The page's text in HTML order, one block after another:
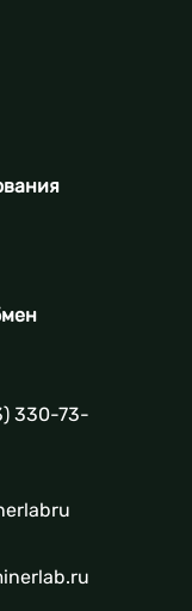
330-73-